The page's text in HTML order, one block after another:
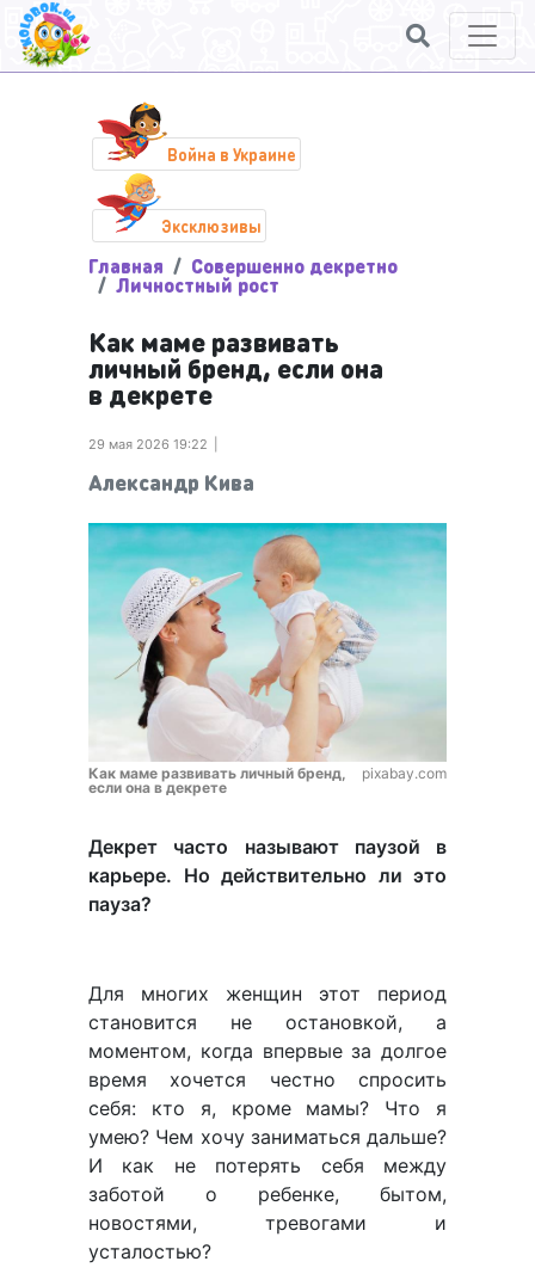
Война в Украине
Эксклюзивы
Главная Совершенно декретно
Личностный рост
Как маме развивать
личный бренд, если она
в декрете
29 мая 2026 19:22
Александр Кива
Как маме развивать личный бренд,
если она в декрете
pixabay.com
Декрет часто называют паузой в
карьере. Но действительно ли это
пауза?
Для многих женщин этот период
становится не остановкой, а
моментом, когда впервые за долгое
время хочется честно спросить
себя: кто я, кроме мамы? Что я
умею? Чем хочу заниматься дальше?
И как не потерять себя между
заботой о ребенке, бытом,
новостями, тревогами и
усталостью?